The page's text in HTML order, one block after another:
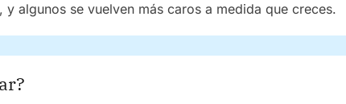
algunos se vuelven más caros a medida que creces.